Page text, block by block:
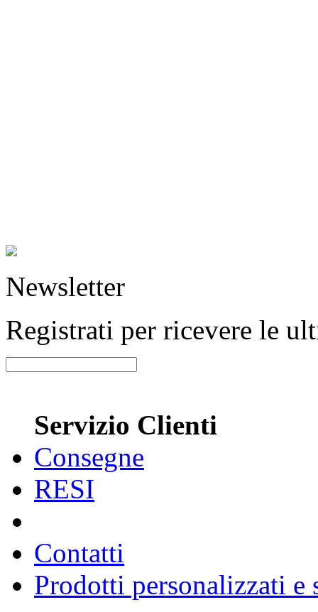
Newsletter
Registrati per ricevere le
Servizio Clienti
Consegne
RESI
Contatti
Prodotti personalizzati e